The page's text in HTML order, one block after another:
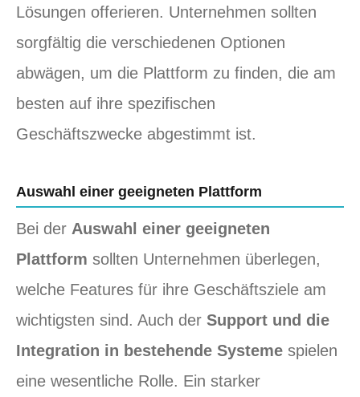
Lösungen offerieren. Unternehmen sollten
sorgfältig die verschiedenen Optionen
abwägen, um die Plattform zu finden, die am
besten auf ihre spezifischen
Geschäftszwecke abgestimmt ist.
Auswahl einer geeigneten Plattform
Bei der Auswahl einer geeigneten
Plattform sollten Unternehmen überlegen,
welche Features für ihre Geschäftsziele am
wichtigsten sind. Auch der Support und die
Integration in bestehende Systeme spielen
eine wesentliche Rolle. Ein starker